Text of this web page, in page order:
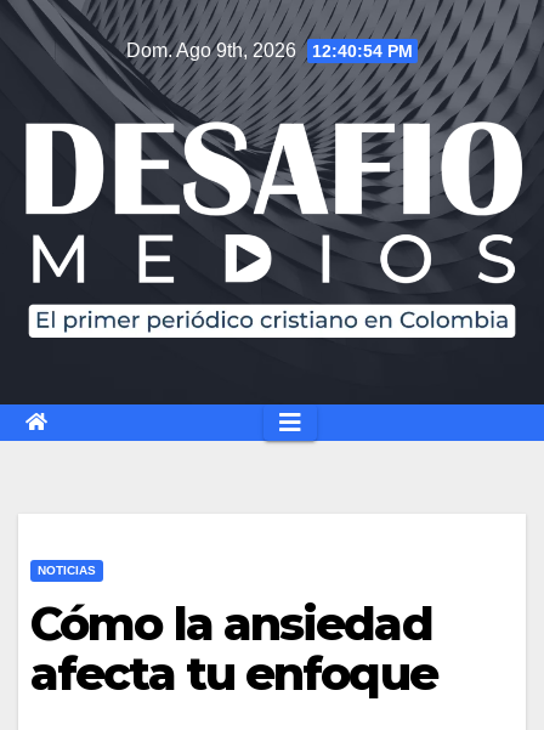
Saltar
contenido
Dom. Ago 9th, 2026 12:40:55 PM
NOTICIAS
Cómo la ansiedad
afecta tu enfoque